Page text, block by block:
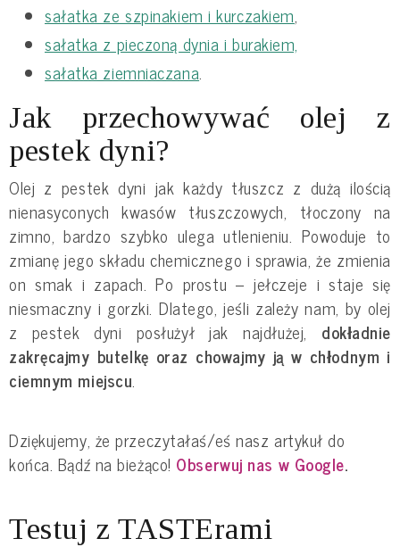
sałatka ze szpinakiem i kurczakiem,
sałatka z pieczoną dynia i burakiem,
sałatka ziemniaczana.
Jak przechowywać olej z
pestek dyni?
Olej z pestek dyni jak każdy tłuszcz z dużą ilością
nienasyconych kwasów tłuszczowych, tłoczony na
zimno, bardzo szybko ulega utlenieniu. Powoduje to
zmianę jego składu chemicznego i sprawia, że zmienia
on smak i zapach. Po prostu – jełczeje i staje się
niesmaczny i gorzki. Dlatego, jeśli zależy nam, by olej
z pestek dyni posłużył jak najdłużej, dokładnie
zakręcajmy butelkę oraz chowajmy ją w chłodnym i
ciemnym miejscu.
Dziękujemy, że przeczytałaś/eś nasz artykuł do
końca. Bądź na bieżąco! Obserwuj nas w Google.
Testuj z TASTErami